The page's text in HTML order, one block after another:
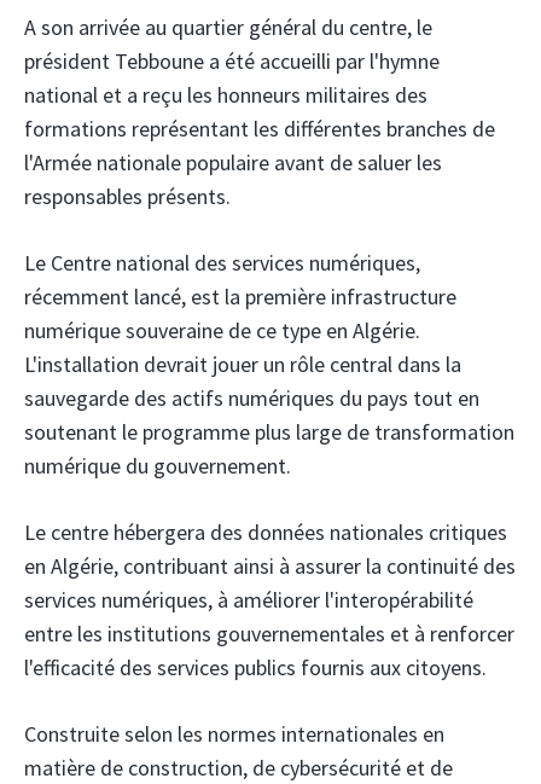
A son arrivée au quartier général du centre, le
président Tebboune a été accueilli par l'hymne
national et a reçu les honneurs militaires des
formations représentant les différentes branches de
l'Armée nationale populaire avant de saluer les
responsables présents.
Le Centre national des services numériques,
récemment lancé, est la première infrastructure
numérique souveraine de ce type en Algérie.
L'installation devrait jouer un rôle central dans la
sauvegarde des actifs numériques du pays tout en
soutenant le programme plus large de transformation
numérique du gouvernement.
Le centre hébergera des données nationales critiques
en Algérie, contribuant ainsi à assurer la continuité des
services numériques, à améliorer l'interopérabilité
entre les institutions gouvernementales et à renforcer
l'efficacité des services publics fournis aux citoyens.
Construite selon les normes internationales en
matière de construction, de cybersécurité et de